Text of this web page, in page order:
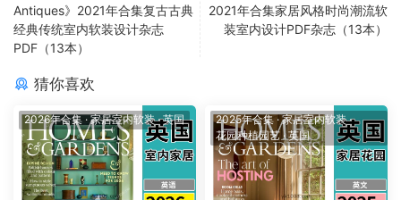
Antiques》2021年合集复古古典
经典传统室内软装设计杂志
PDF（13本）
2021年合集家居风格时尚潮流软
装室内设计PDF杂志（13本）
猜你喜欢
2026年合集·家居室内软装·英国 2025年合集·家居室内软装·
花园种植园艺·英国